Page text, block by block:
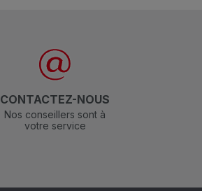
CONTACTEZ-NOUS
Nos conseillers sont à
votre service